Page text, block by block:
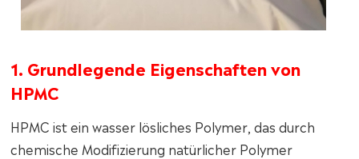
1. Grundlegende Eigenschaften von
HPMC
HPMC ist ein wasser lösliches Polymer, das durch
chemische Modifizierung natürlicher Polymer